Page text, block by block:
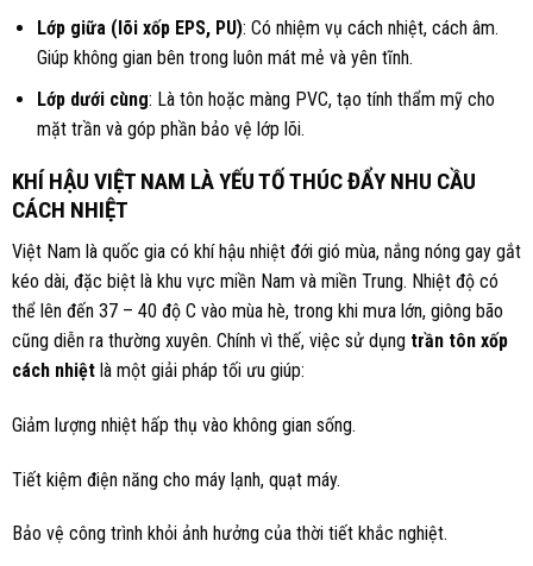
Lớp giữa (lõi xốp EPS, PU): Có nhiệm vụ cách nhiệt, cách âm.
Giúp không gian bên trong luôn mát mẻ và yên tĩnh.
Lớp dưới cùng: Là tôn hoặc màng PVC, tạo tính thẩm mỹ cho
mặt trần và góp phần bảo vệ lớp lõi.
KHÍ HẬU VIỆT NAM LÀ YẾU TỐ THÚC ĐẨY NHU CẦU
CÁCH NHIỆT
Việt Nam là quốc gia có khí hậu nhiệt đới gió mùa, nắng nóng gay gắt
kéo dài, đặc biệt là khu vực miền Nam và miền Trung. Nhiệt độ có
thể lên đến 37 – 40 độ C vào mùa hè, trong khi mưa lớn, giông bão
cũng diễn ra thường xuyên. Chính vì thế, việc sử dụng trần tôn xốp
cách nhiệt là một giải pháp tối ưu giúp:
Giảm lượng nhiệt hấp thụ vào không gian sống.
Tiết kiệm điện năng cho máy lạnh, quạt máy.
Bảo vệ công trình khỏi ảnh hưởng của thời tiết khắc nghiệt.